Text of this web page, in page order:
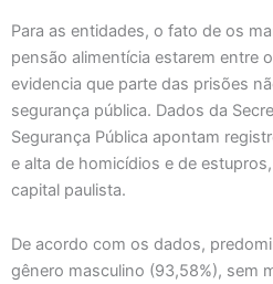
Para as entidades, o fato de os
pensão alimentícia estarem entre
evidencia que parte das prisões
segurança pública. Dados da
Segurança Pública apontam
e alta de homicídios e de
capital paulista.
De acordo com os dados,
gênero masculino (93,58%), sem